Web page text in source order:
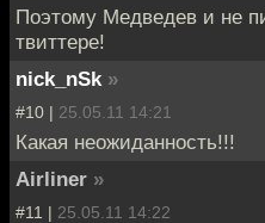
Поэтому Медведев и не
твиттере!
nick_nSk »
#10 | 25.05.11 14:21
Какая неожиданность!!!
Airliner »
#11 | 25.05.11 14:22